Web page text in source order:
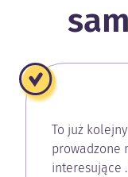
To już
prowadzone
interesujące